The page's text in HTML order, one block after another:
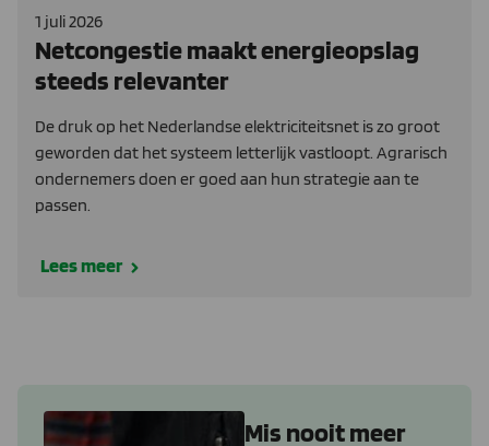
1 juli 2026
Netcongestie maakt energieopslag
steeds relevanter
De druk op het Nederlandse elektriciteitsnet is zo groot
geworden dat het systeem letterlijk vastloopt. Agrarisch
ondernemers doen er goed aan hun strategie aan te
passen.
Lees meer
Mis nooit meer